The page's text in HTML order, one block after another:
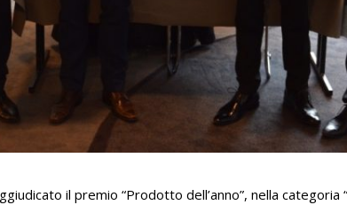
il premio “Prodotto dell’anno”, nella categoria